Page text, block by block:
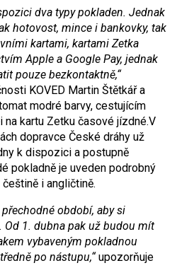
dva typy pokladen. Jednak
hotovost, mince i bankovky, tak
kartami, kartami Zetka
Apple a Google Pay, jednak
pouze bezkontaktně,“
KOVED Martin Štětkář a
modré barvy, cestujícím
na kartu Zetku časové jízdné.V
dopravce České dráhy už
k dispozici a postupně
pokladně je uveden podrobný
i angličtině.
období, aby si
1. dubna pak už budou mít
vybaveným pokladnou
po nástupu,“upozorňuje